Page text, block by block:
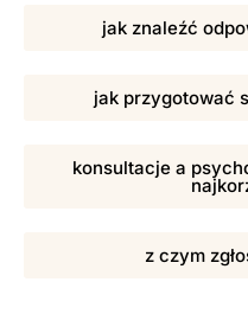
jak znaleźć
jak przygotować
konsultacje a
z czym